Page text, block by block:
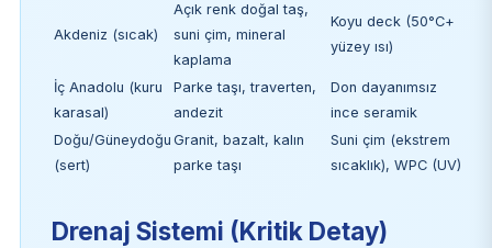
Akdeniz (sıcak)
Açık renk doğal taş,
suni çim, mineral
kaplama
Koyu deck (50°C+
yüzey ısı)
İç Anadolu (kuru
karasal)
Parke taşı, traverten,
andezit
Don dayanımsız
ince seramik
Doğu/Güneydoğu
(sert)
Granit, bazalt, kalın
parke taşı
Suni çim (ekstrem
sıcaklık), WPC (UV)
Drenaj Sistemi (Kritik Detay)